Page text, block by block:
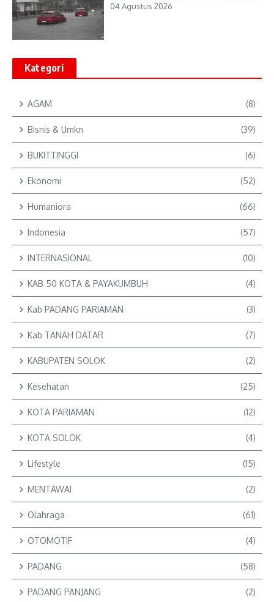
04 Agustus 2026
Kategori
AGAM (8)
Bisnis & Umkn (39)
BUKITTINGGI (6)
Ekonomi (52)
Humaniora (66)
Indonesia (57)
INTERNASIONAL (10)
KAB 50 KOTA & PAYAKUMBUH (4)
Kab PADANG PARIAMAN (3)
Kab TANAH DATAR (7)
KABUPATEN SOLOK (2)
Kesehatan (25)
KOTA PARIAMAN (12)
KOTA SOLOK (4)
Lifestyle (15)
MENTAWAI (2)
Olahraga (61)
OTOMOTIF (4)
PADANG (58)
PADANG PANJANG (2)